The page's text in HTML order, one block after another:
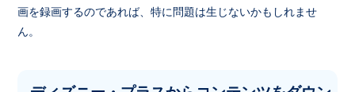
画を録画するのであれば、特に問題は生じないかもしれませ
ん。